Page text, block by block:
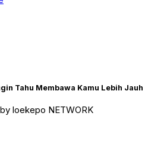
Tahu Membawa Kamu Lebih Jauh
loekepo NETWORK